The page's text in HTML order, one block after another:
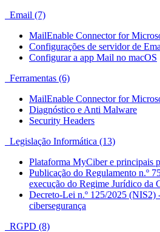
Email (7)
MailEnable Connector for
Configurações de servidor de
Configurar a app Mail no macOS
Ferramentas (6)
MailEnable Connector for
Diagnóstico e Anti Malware
Security Headers
Legislação Informática (13)
Plataforma MyCiber e principais
Publicação do Regulamento n.º
execução do Regime Jurídico da
Decreto-Lei n.º 125/2025 (NIS2)
cibersegurança
RGPD (8)